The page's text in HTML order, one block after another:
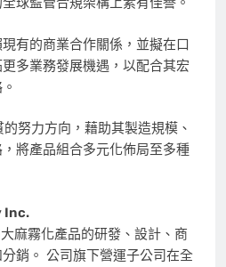
有的商業合作關係，並擬在口
多業務發展機遇，以配合其宏
努力方向，藉助其製造規模、
將產品組合多元化佈局至多種
Inc.
麻霧化產品的研發、設計、商
銷。 公司旗下營運子公司在全